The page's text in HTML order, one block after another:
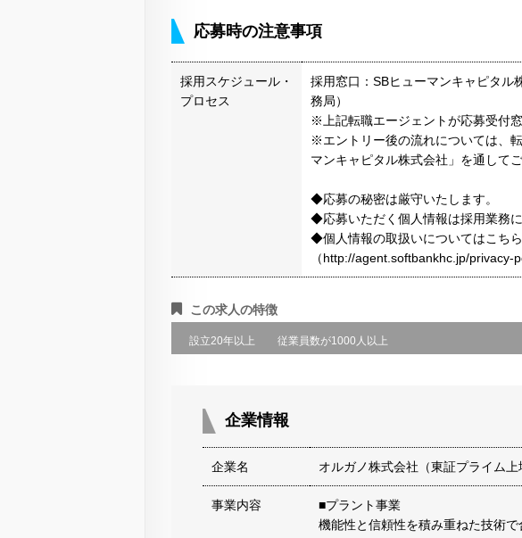
応募時の注意事項
採用スケジュール・
プロセス
採用窓口：SBヒューマンキャピタル
務局）
※上記転職エージェントが応募受付窓
※エントリー後の流れについては、
マンキャピタル株式会社」を通して
◆応募の秘密は厳守いたします。
◆応募いただく個人情報は採用業務に
◆個人情報の取扱いについてはこちら
（http://agent.softbankhc.jp/privacy-
この求人の特徴
設立20年以上 従業員数が1000人以上
企業情報
企業名 オルガノ株式会社（東証プライム上
事業内容
■プラント事業
機能性と信頼性を積み重ねた技術